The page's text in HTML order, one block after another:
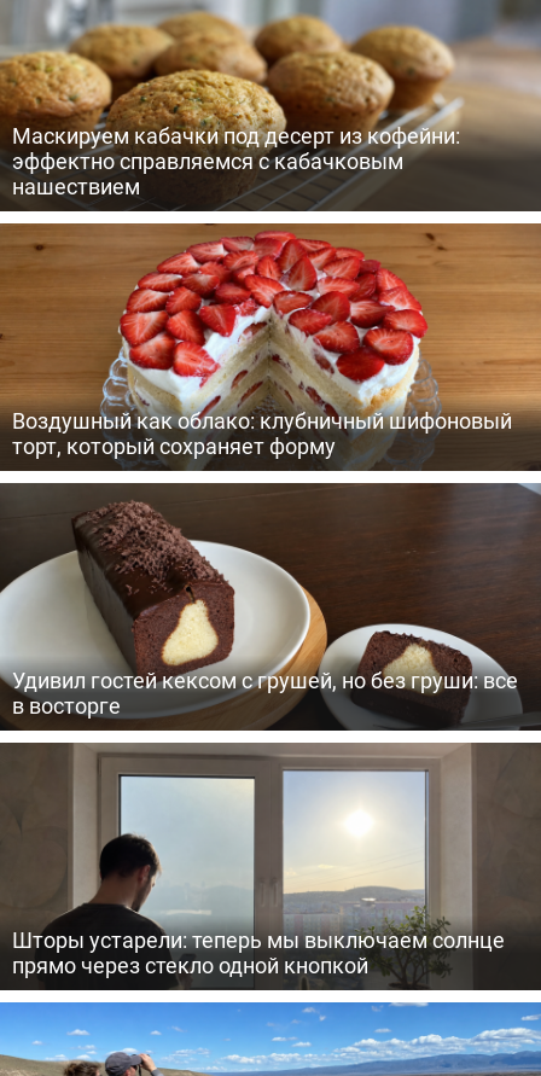
Маскируем кабачки под десерт из кофейни:
эффектно справляемся с кабачковым
нашествием
Воздушный как облако: клубничный шифоновый
торт, который сохраняет форму
Удивил гостей кексом с грушей, но без груши: все
в восторге
Шторы устарели: теперь мы выключаем солнце
прямо через стекло одной кнопкой